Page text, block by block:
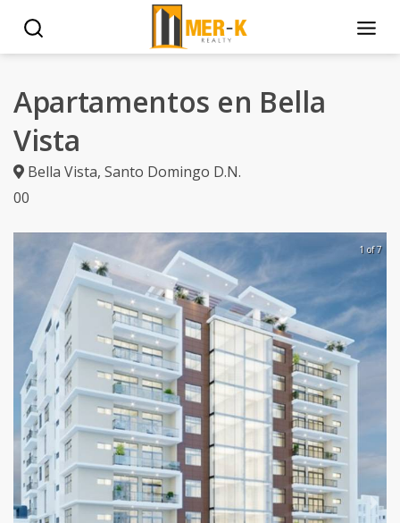
Apartamentos en Bella
Vista
Bella Vista, Santo Domingo D.N.
00
1 of 7